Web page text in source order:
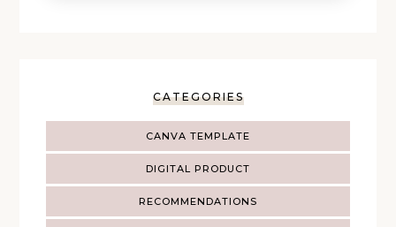
CATEGORIES
CANVA TEMPLATE
DIGITAL PRODUCT
RECOMMENDATIONS